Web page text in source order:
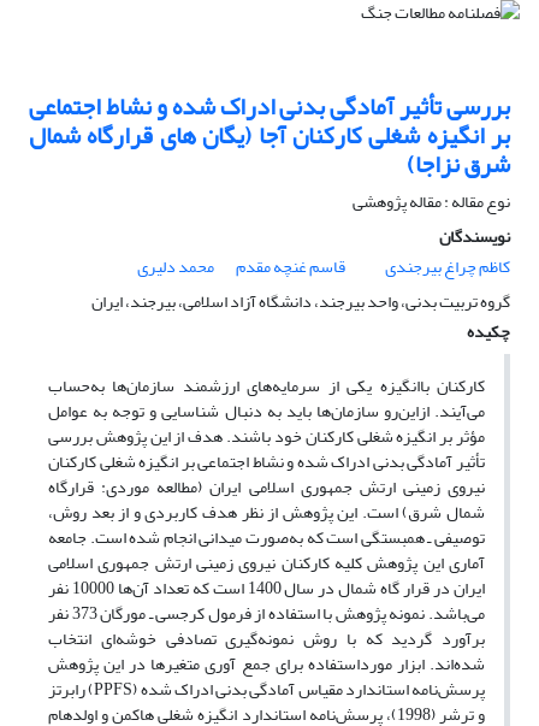
بررسی تأثیر آمادگی بدنی ادراک شده و نشاط اجتماعی
بر انگیزه شغلی کارکنان آجا (یگان های قرارگاه شمال
شرق نزاجا)
نوع مقاله : مقاله پژوهشی
نویسندگان
کاظم چراغ بیرجندی
قاسم غنچه مقدم
محمد دلیری
گروه تربیت بدنی، واحد بیرجند، دانشگاه آزاد اسلامی، بیرجند، ایران
چکیده
کارکنان باانگیزه یکی از سرمایه‌های ارزشمند سازمان‌ها به‌حساب
می‌آیند. ازاین‌رو سازمان‌ها باید به دنبال شناسایی و توجه به عوامل
مؤثر بر انگیزه شغلی کارکنان خود باشند. هدف از این پژوهش بررسی
تأثیر آمادگی بدنی ادراک شده و نشاط اجتماعی بر انگیزه شغلی کارکنان
نیروی زمینی ارتش جمهوری اسلامی ایران (مطالعه موردی: قرارگاه
شمال شرق) است. این پژوهش از نظر هدف کاربردی و از بعد روش،
توصیفی ـ همبستگی است که به‌صورت میدانی انجام شده است. جامعه
آماری این پژوهش کلیه کارکنان نیروی زمینی ارتش جمهوری اسلامی
ایران در قرار گاه شمال در سال 1400 است که تعداد آن‌ها 10000 نفر
می‌باشد. نمونه پژوهش با استفاده از فرمول کرجسی ـ مورگان 373 نفر
برآورد گردید که با روش نمونه‌گیری تصادفی خوشه‌ای انتخاب
شده‌اند. ابزار مورداستفاده برای جمع آوری متغیرها در این پژوهش
پرسش‌نامه استاندارد مقیاس آمادگی بدنی ادراک شده (PPFS) رابرتز
و ترشر (1998)، پرسش‌نامه استاندارد انگیزه شغلی هاکمن و اولدهام